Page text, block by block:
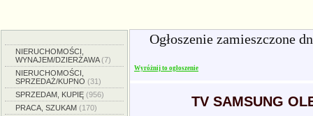
NIERUCHOMOŚCI,
WYNAJEM/DZIERŻAWA(7)
NIERUCHOMOŚCI,
SPRZEDAŻ/KUPNO (31)
SPRZEDAM, KUPIĘ (956)
PRACA, SZUKAM (170)
Ogłoszenie zamieszczone
Wyróżnij to ogłoszenie
TV SAMSUNG